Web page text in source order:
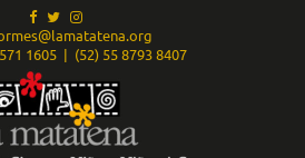
1605 | (52) 55 8793 8407